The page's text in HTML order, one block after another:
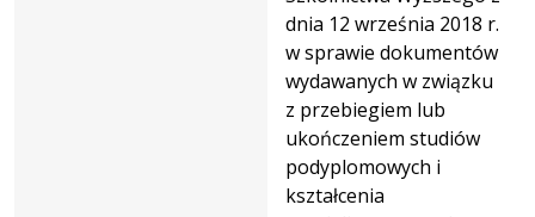
dnia 12 września 2018 r.
w sprawie dokumentów
wydawanych w związku
z przebiegiem lub
ukończeniem studiów
podyplomowych i
kształcenia